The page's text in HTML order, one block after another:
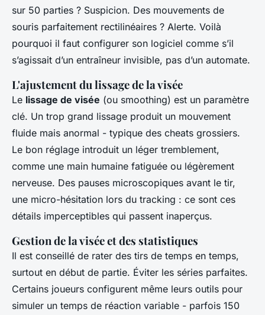
sur 50 parties ? Suspicion. Des mouvements de
souris parfaitement rectilinéaires ? Alerte. Voilà
pourquoi il faut configurer son logiciel comme s’il
s’agissait d’un entraîneur invisible, pas d’un automate.
L'ajustement du lissage de la visée
Le lissage de visée (ou smoothing) est un paramètre
clé. Un trop grand lissage produit un mouvement
fluide mais anormal - typique des cheats grossiers.
Le bon réglage introduit un léger tremblement,
comme une main humaine fatiguée ou légèrement
nerveuse. Des pauses microscopiques avant le tir,
une micro-hésitation lors du tracking : ce sont ces
détails imperceptibles qui passent inaperçus.
Gestion de la visée et des statistiques
Il est conseillé de rater des tirs de temps en temps,
surtout en début de partie. Éviter les séries parfaites.
Certains joueurs configurent même leurs outils pour
simuler un temps de réaction variable - parfois 150